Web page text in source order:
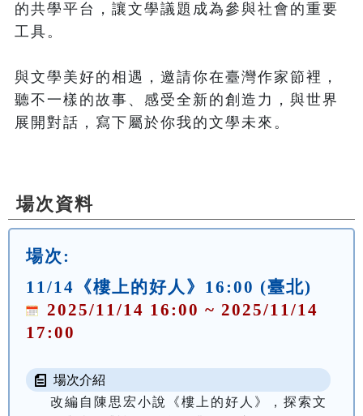
的共學平台，讓文學議題成為參與社會的重要
工具。
與文學美好的相遇，邀請你在臺灣作家節裡，
聽不一樣的故事、感受全新的創造力，與世界
展開對話，寫下屬於你我的文學未來。
場次資料
場次:
11/14《樓上的好人》16:00 (臺北)
2025/11/14 16:00 ~ 2025/11/14
17:00
場次介紹
改編自陳思宏小說《樓上的好人》，探索文